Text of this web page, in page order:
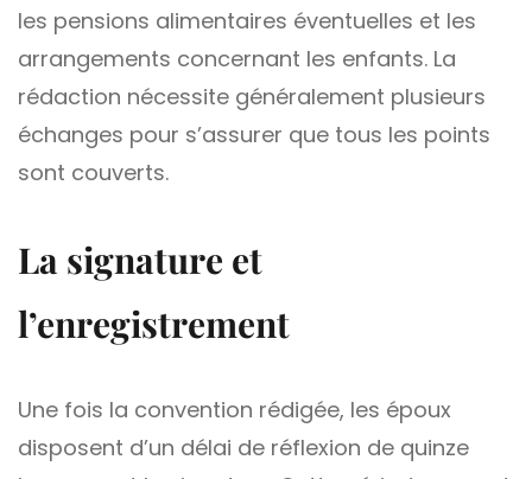
les pensions alimentaires éventuelles et les
arrangements concernant les enfants. La
rédaction nécessite généralement plusieurs
échanges pour s’assurer que tous les points
sont couverts.
La signature et
l’enregistrement
Une fois la convention rédigée, les époux
disposent d’un délai de réflexion de quinze